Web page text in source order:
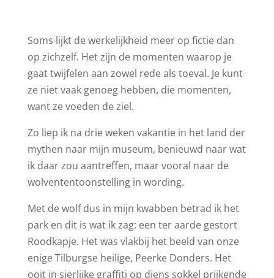
Soms lijkt de werkelijkheid meer op fictie dan
op zichzelf. Het zijn de momenten waarop je
gaat twijfelen aan zowel rede als toeval. Je kunt
ze niet vaak genoeg hebben, die momenten,
want ze voeden de ziel.
Zo liep ik na drie weken vakantie in het land der
mythen naar mijn museum, benieuwd naar wat
ik daar zou aantreffen, maar vooral naar de
wolvententoonstelling in wording.
Met de wolf dus in mijn kwabben betrad ik het
park en dit is wat ik zag: een ter aarde gestort
Roodkapje. Het was vlakbij het beeld van onze
enige Tilburgse heilige, Peerke Donders. Het
ooit in sierlijke graffiti op diens sokkel prijkende